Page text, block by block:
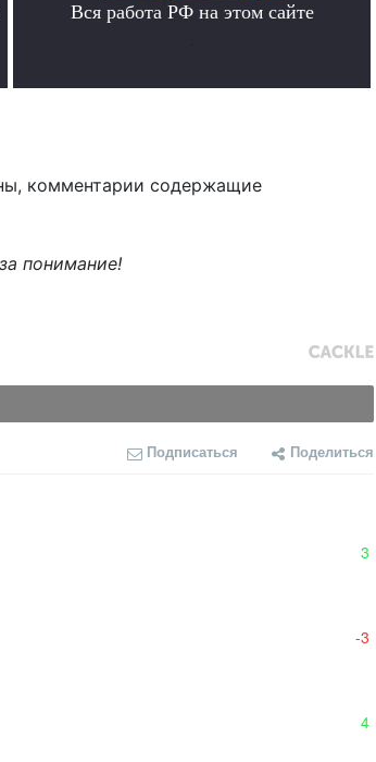
Вся работа РФ на этом сайте
комментарии содержащие
понимание!
Подписаться Поделиться
3
-3
4